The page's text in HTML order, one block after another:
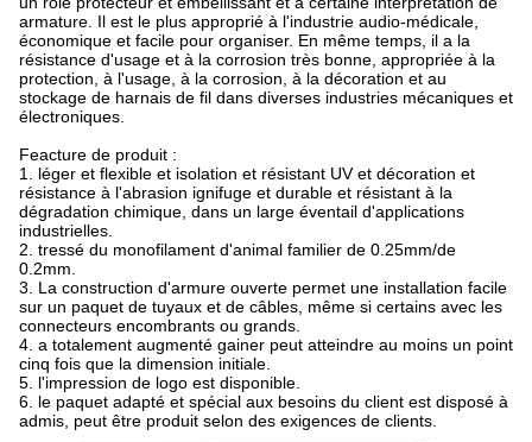
armature. Il est le plus approprié à l'industrie audio-médicale,
économique et facile pour organiser. En même temps, il a la
résistance d'usage et à la corrosion très bonne, appropriée à la
protection, à l'usage, à la corrosion, à la décoration et au
stockage de harnais de fil dans diverses industries mécaniques et
électroniques.
Feacture de produit :
1. léger et flexible et isolation et résistant UV et décoration et
résistance à l'abrasion ignifuge et durable et résistant à la
dégradation chimique, dans un large éventail d'applications
industrielles.
2. tressé du monofilament d'animal familier de 0.25mm/de
0.2mm.
3. La construction d'armure ouverte permet une installation facile
sur un paquet de tuyaux et de câbles, même si certains avec les
connecteurs encombrants ou grands.
4. a totalement augmenté gainer peut atteindre au moins un point
cinq fois que la dimension initiale.
5. l'impression de logo est disponible.
6. le paquet adapté et spécial aux besoins du client est disposé à
admis, peut être produit selon des exigences de clients.